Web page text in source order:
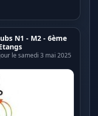
N1 - M2 - 6ème
le samedi 3 mai 2025